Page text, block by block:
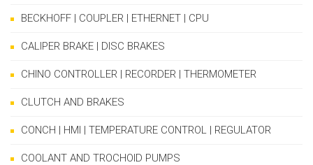
BECKHOFF | COUPLER | ETHERNET | CPU
CALIPER BRAKE | DISC BRAKES
CHINO CONTROLLER | RECORDER | THERMOMETER
CLUTCH AND BRAKES
CONCH | HMI | TEMPERATURE CONTROL | REGULATOR
COOLANT AND TROCHOID PUMPS